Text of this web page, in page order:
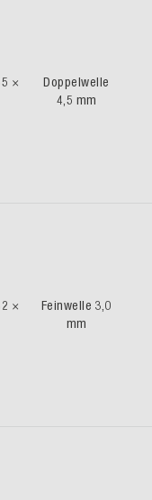
×
Doppelwelle
4,5 mm
×
Feinwelle 3,0
mm